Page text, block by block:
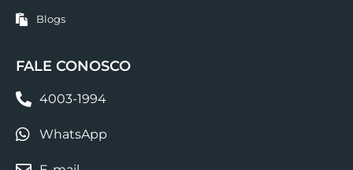
Blogs
FALE CONOSCO
4003-1994
WhatsApp